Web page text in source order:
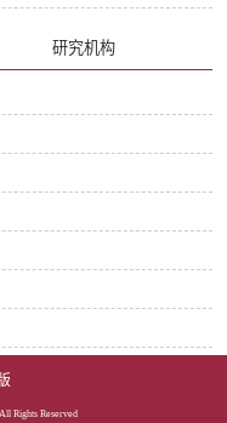
研究机构
Rights Reserved